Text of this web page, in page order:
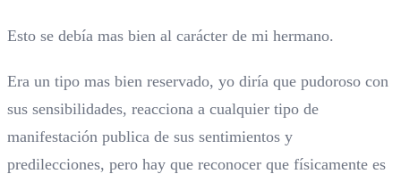
Esto se debía mas bien al carácter de mi hermano.
Era un tipo mas bien reservado, yo diría que pudoroso con
sus sensibilidades, reacciona a cualquier tipo de
manifestación publica de sus sentimientos y
predilecciones, pero hay que reconocer que físicamente es